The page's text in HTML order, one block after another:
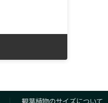
観葉植物のサイズについて